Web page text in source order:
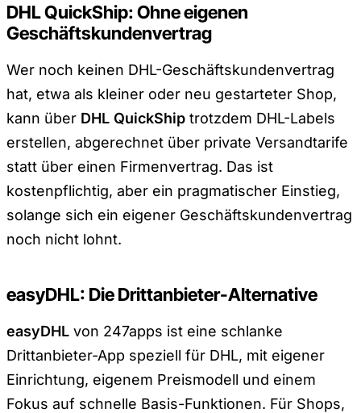
DHL QuickShip: Ohne eigenen
Geschäftskundenvertrag
Wer noch keinen DHL-Geschäftskundenvertrag
hat, etwa als kleiner oder neu gestarteter Shop,
kann über DHL QuickShip trotzdem DHL-Labels
erstellen, abgerechnet über private Versandtarife
statt über einen Firmenvertrag. Das ist
kostenpflichtig, aber ein pragmatischer Einstieg,
solange sich ein eigener Geschäftskundenvertrag
noch nicht lohnt.
easyDHL: Die Drittanbieter-Alternative
easyDHL von 247apps ist eine schlanke
Drittanbieter-App speziell für DHL, mit eigener
Einrichtung, eigenem Preismodell und einem
Fokus auf schnelle Basis-Funktionen. Für Shops,